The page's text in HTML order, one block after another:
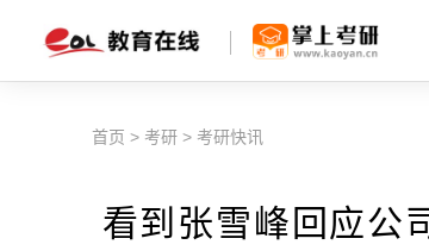
首页 > 考研 > 考研快讯
看到张雪峰回应公